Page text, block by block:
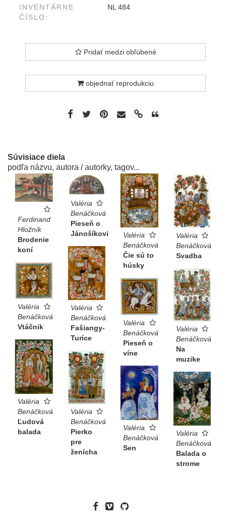
INVENTÁRNE
ČÍSLO:
NL 484
Pridať medzi obľúbené
objednať reprodukciu
Súvisiace diela
podľa názvu, autora / autorky, tagov...
Ferdinand
Hložník
Brodenie
koní
Valéria
Benáčková
Pieseň o
Jánošíkovi
Valéria
Benáčková
Čie sú to
húsky
Valéria
Benáčková
Svadba
Valéria
Benáčková
Fašiangy-
Turíce
Valéria
Benáčková
Vtáčnik
Valéria
Benáčková
Na
muzike
Valéria
Benáčková
Pieseň o
víne
Valéria
Benáčková
Ľudová
balada
Valéria
Benáčková
Pierko
pre
ženícha
Valéria
Benáčková
Sen
Valéria
Benáčková
Balada o
strome